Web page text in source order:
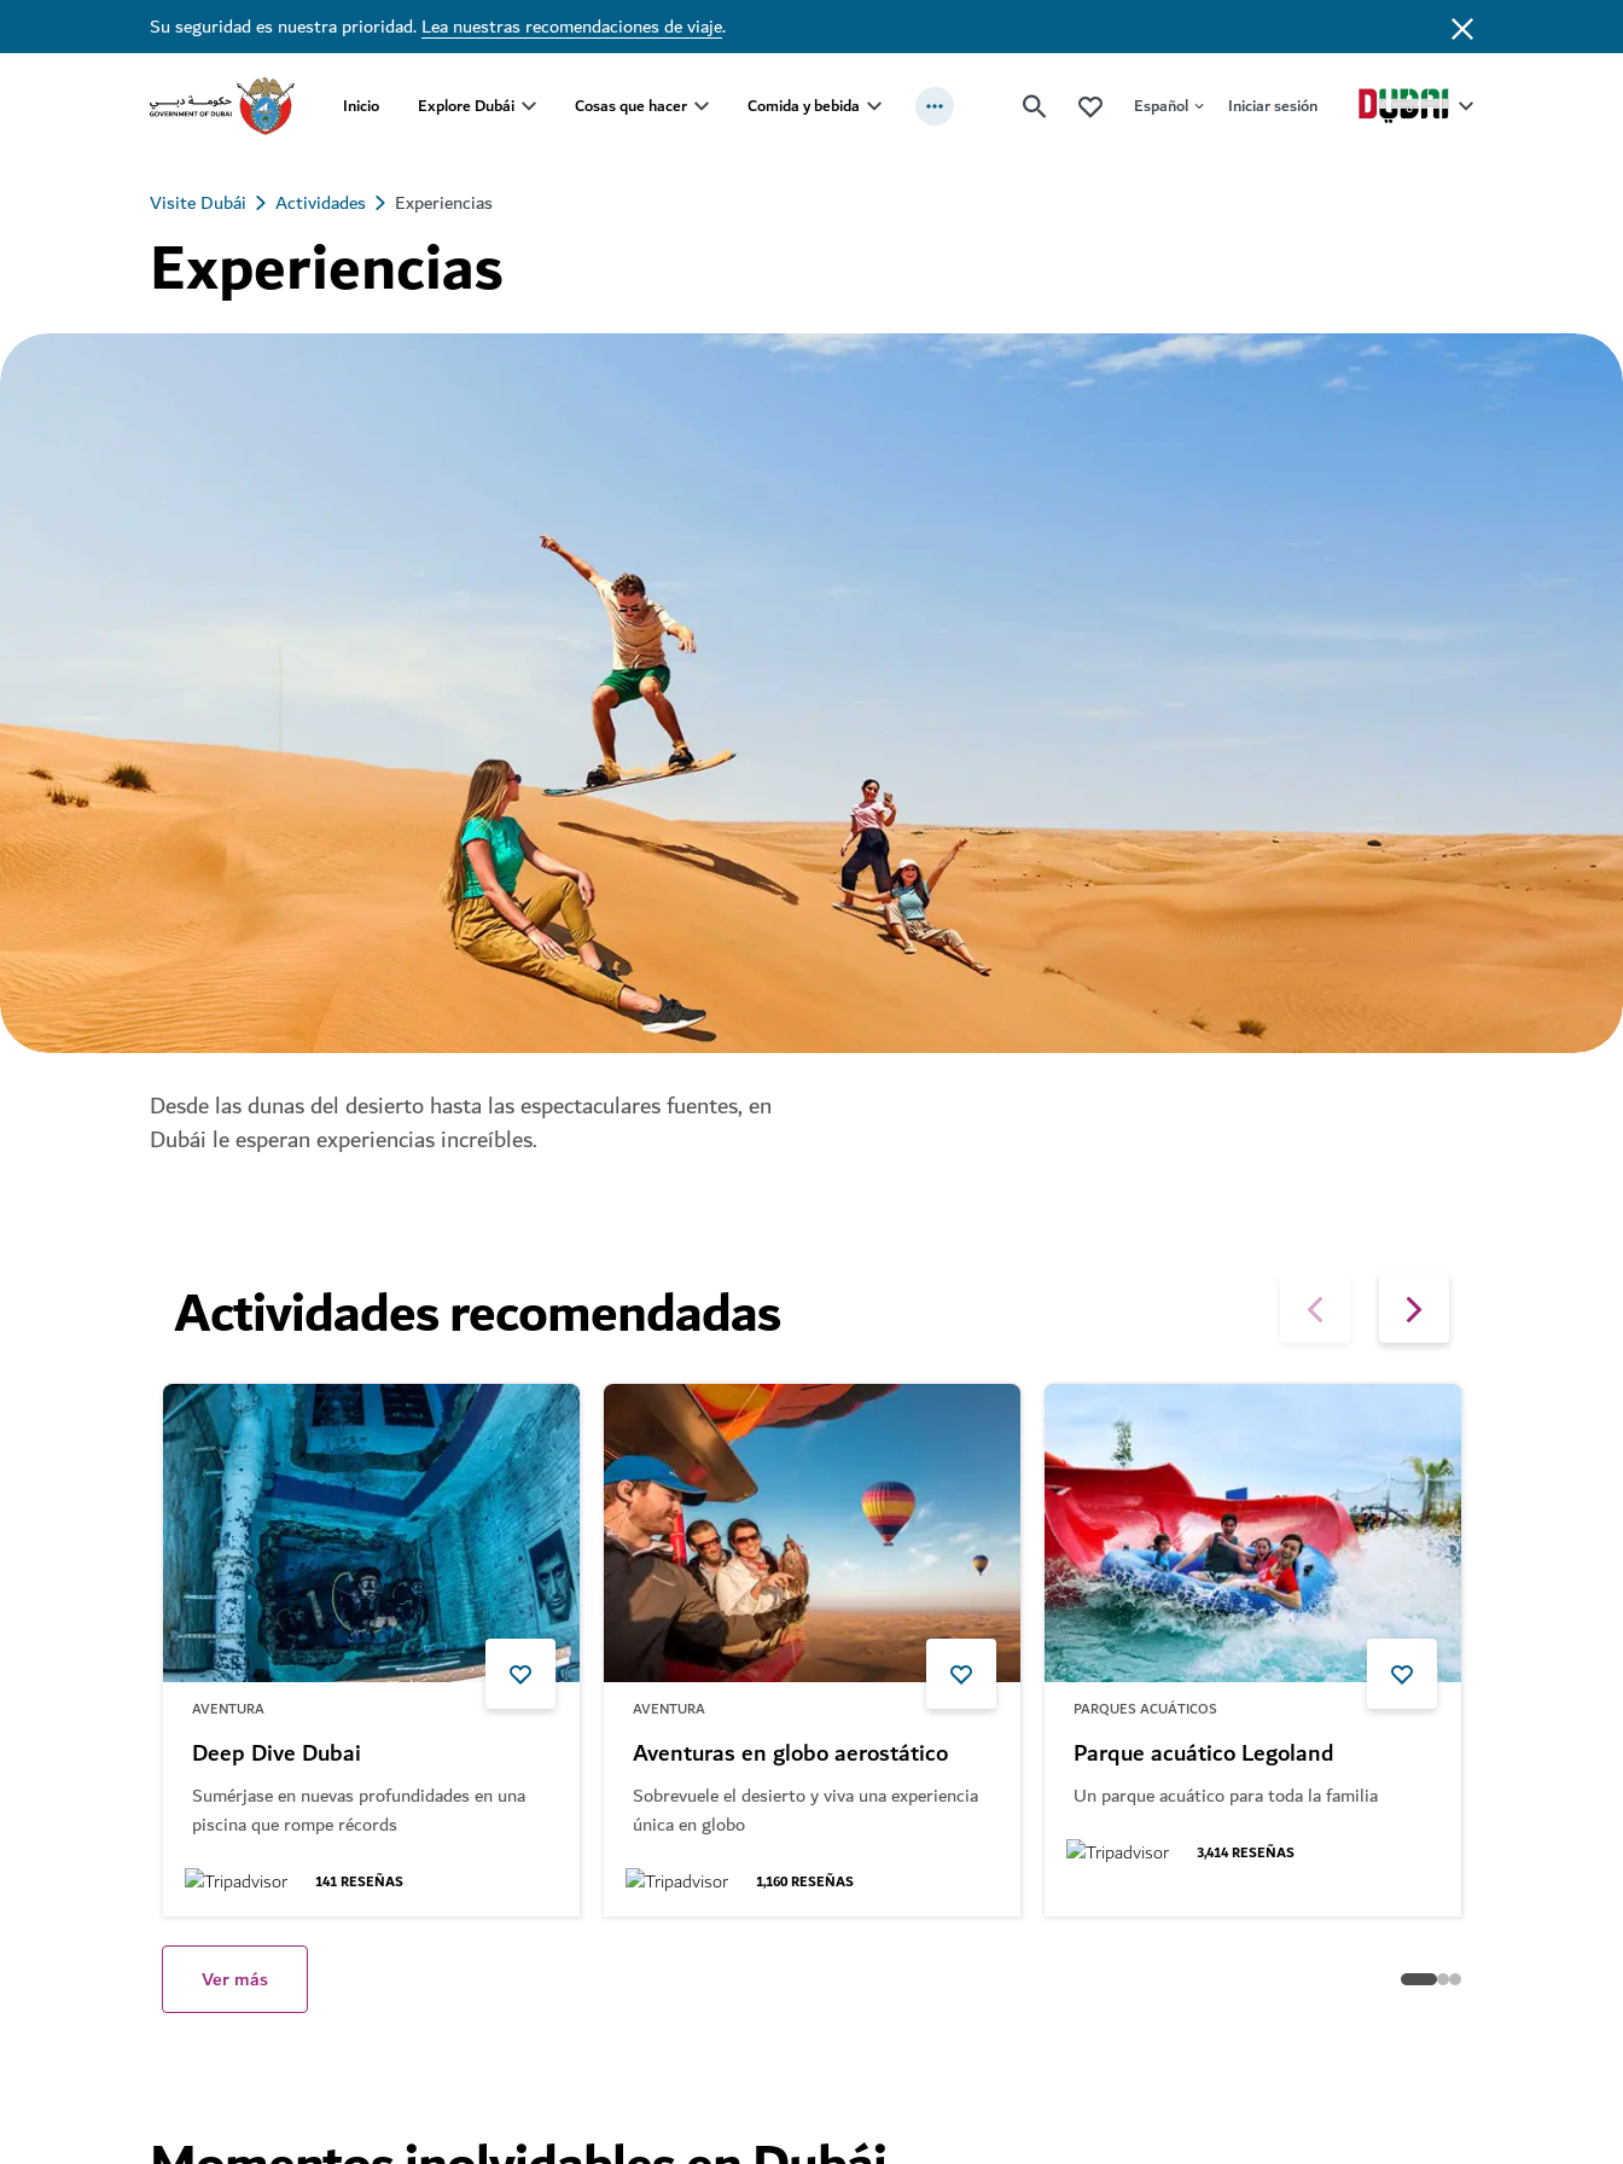
Su seguridad es nuestra prioridad.Lea nuestras recomendaciones de viaje.
Inicio Explore Dubái Cosas que hacer Comida y bebida Español Iniciar sesión
Visite Dubái Actividades Experiencias
Experiencias
Desde las dunas del desierto hasta las espectaculares fuentes, en
Dubái le esperan experiencias increíbles.
Actividades recomendadas
AVENTURA
Deep Dive Dubai
Sumérjase en nuevas profundidades en una
piscina que rompe récords
141RESEÑAS
AVENTURA
Aventuras en globo aerostático
Sobrevuele el desierto y viva una experiencia
única en globo
1,160RESEÑAS
PARQUES ACUÁTICOS
Parque acuático Legoland
Un parque acuático para toda la familia
3,414RESEÑAS
Ver más